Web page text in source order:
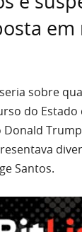
em
sobre
do Estado
Santos.